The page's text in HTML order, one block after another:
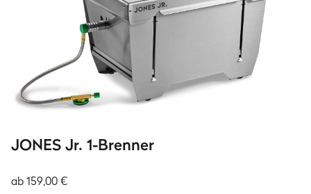
JONES Jr. 1-Brenner
ab 159,00 €